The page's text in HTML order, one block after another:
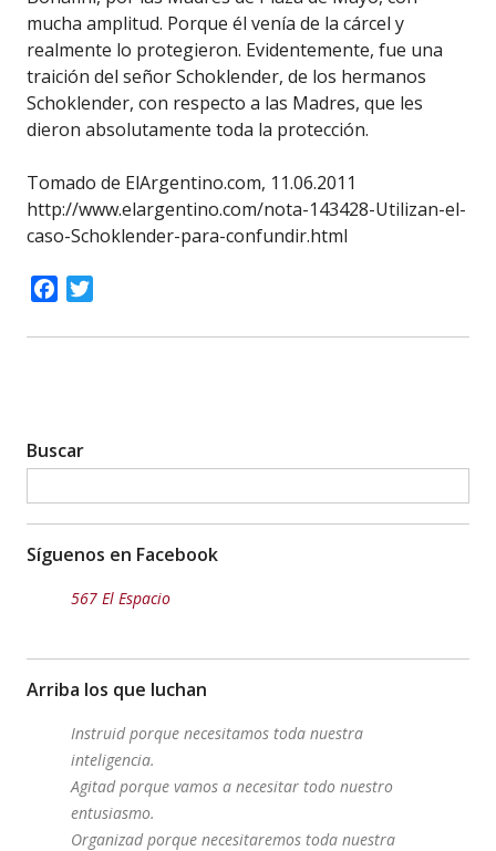
mucha amplitud. Porque él venía de la cárcel y
realmente lo protegieron. Evidentemente, fue una
traición del señor Schoklender, de los hermanos
Schoklender, con respecto a las Madres, que les
dieron absolutamente toda la protección.
Tomado de ElArgentino.com, 11.06.2011
http://www.elargentino.com/nota-143428-Utilizan-el-
caso-Schoklender-para-confundir.html
Facebook
Buscar
Síguenos en Facebook
567 El Espacio
Arriba los que luchan
Instruid porque necesitamos toda nuestra
inteligencia.
Agitad porque vamos a necesitar todo nuestro
entusiasmo.
Organizad porque necesitaremos toda nuestra